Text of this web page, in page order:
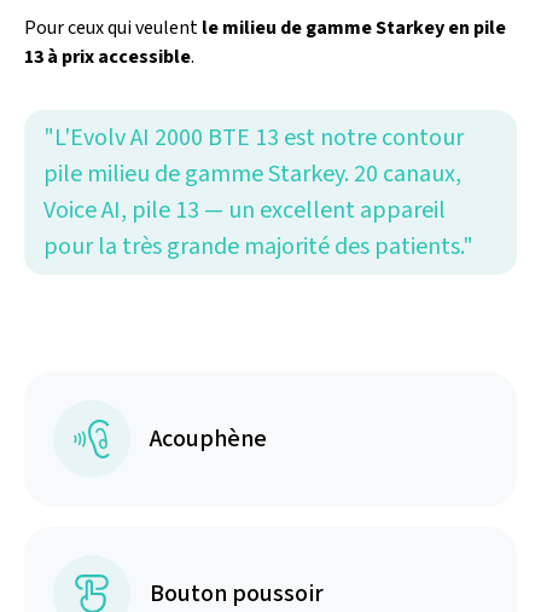
Pour ceux qui veulentle milieu de gamme Starkey en pile
13 à prix accessible.
"L'Evolv AI 2000 BTE 13 est notre contour
pile milieu de gamme Starkey. 20 canaux,
Voice AI, pile 13 — un excellent appareil
pour la très grande majorité des patients."
Acouphène
Bouton poussoir